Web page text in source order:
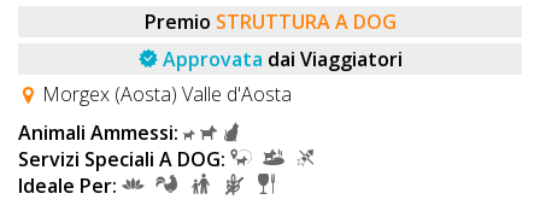
Premio STRUTTURA A DOG
Approvata dai Viaggiatori
Morgex (Aosta) Valle d'Aosta
Animali Ammessi:
Servizi Speciali A DOG:
Ideale Per: